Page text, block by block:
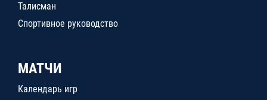
Талисман
Спортивное руководство
МАТЧИ
Календарь игр